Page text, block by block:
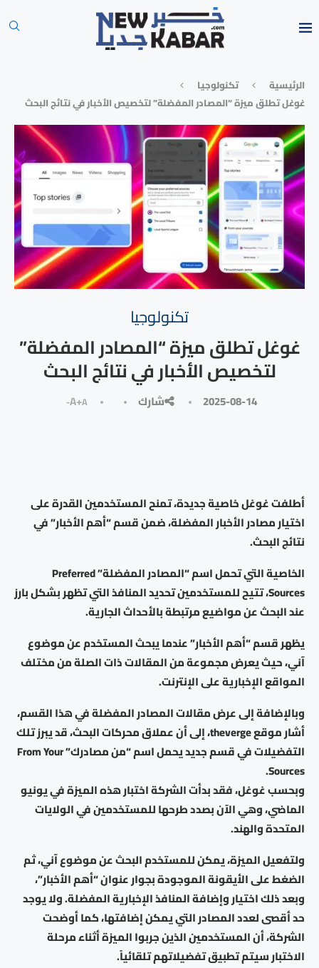
الرئيسية
تكنولوجيا
غوغل تطلق ميزة “المصادر المفضلة” لتخصيص الأخبار في نتائج البحث
تكنولوجيا
غوغل تطلق ميزة “المصادر المفضلة”
لتخصيص الأخبار في نتائج البحث
2025-08-14 شارك A+A-
أطلفت غوغل خاصية جديدة، تمنح المستخدمين القدرة على
اختيار مصادر الأخبار المفضلة، ضمن قسم “أهم الأخبار” في
نتائج البحث.
الخاصية التي تحمل اسم “المصادر المفضلة” Preferred
Sources، تتيح للمستخدمين تحديد المنافذ التي تظهر بشكل بارز
عند البحث عن مواضيع مرتبطة بالأحداث الجارية.
يظهر قسم “أهم الأخبار” عندما يبحث المستخدم عن موضوع
آني، حيث يعرض مجموعة من المقالات ذات الصلة من مختلف
المواقع الإخبارية على الإنترنت.
وبالإضافة إلى عرض مقالات المصادر المفضلة في هذا القسم،
أشار موقع theverge، إلى أن عملاق محركات البحث، قد يبرز تلك
التفضيلات في قسم جديد يحمل اسم “من مصادرك” From Your
Sources.
وبحسب غوغل، فقد بدأت الشركة اختبار هذه الميزة في يونيو
الماضي، وهي الآن بصدد طرحها للمستخدمين في الولايات
المتحدة والهند.
ولتفعيل الميزة، يمكن للمستخدم البحث عن موضوع آني، ثم
الضغط على الأيقونة الموجودة بجوار عنوان “أهم الأخبار”،
وبعد ذلك اختيار وإضافة المنافذ الإخبارية المفضلة. ولا يوجد
حد أقصى لعدد المصادر التي يمكن إضافتها، كما أوضحت
الشركة، أن المستخدمين الذين جربوا الميزة أثناء مرحلة
الاختبار سيتم تطبيق تفضيلاتهم تلقائياً.